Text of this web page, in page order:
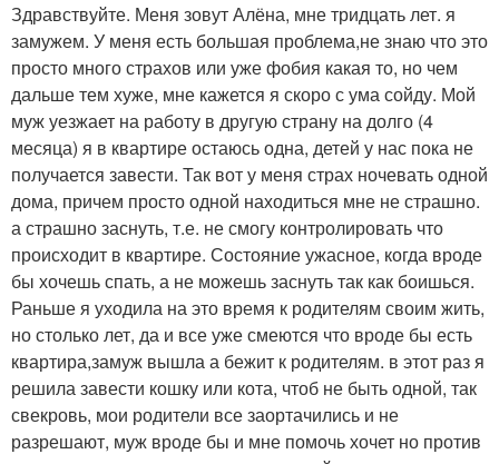
Здравствуйте. Меня зовут Алёна, мне тридцать лет. я
замужем. У меня есть большая проблема,не знаю что это
просто много страхов или уже фобия какая то, но чем
дальше тем хуже, мне кажется я скоро с ума сойду. Мой
муж уезжает на работу в другую страну на долго (4
месяца) я в квартире остаюсь одна, детей у нас пока не
получается завести. Так вот у меня страх ночевать одной
дома, причем просто одной находиться мне не страшно.
а страшно заснуть, т.е. не смогу контролировать что
происходит в квартире. Состояние ужасное, когда вроде
бы хочешь спать, а не можешь заснуть так как боишься.
Раньше я уходила на это время к родителям своим жить,
но столько лет, да и все уже смеются что вроде бы есть
квартира,замуж вышла а бежит к родителям. в этот раз я
решила завести кошку или кота, чтоб не быть одной, так
свекровь, мои родители все заортачились и не
разрешают, муж вроде бы и мне помочь хочет но против